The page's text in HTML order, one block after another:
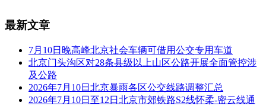
最新文章
7月10日晚高峰北京社会车辆可借用公交专用车道
北京门头沟区对28条县级以上山区公路开展全面管控涉
及公路
2026年7月10日北京暴雨各区公交线路调整汇总
2026年7月10日至12日北京市郊铁路S2线怀柔-密云线通